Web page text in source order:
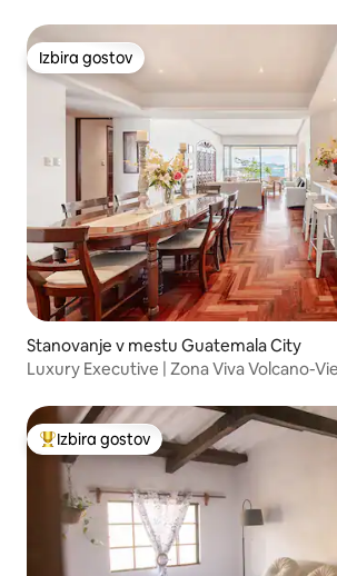
Izbira gostov
Izbira gostov
Stanovanje v mestu Guatemala City
Luxury Executive | Zona Viva Volcano-
Najbolj priljubljena prenočišča z značko
Izbira gostov